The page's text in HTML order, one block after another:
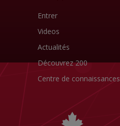
Entrer
Videos
Actualités
Découvrez 200
Centre de connaissances